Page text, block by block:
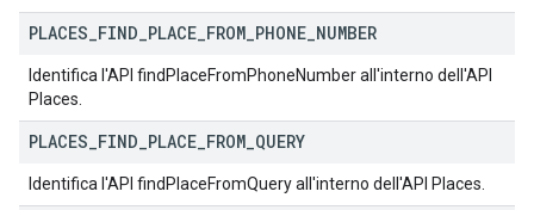
PLACES FIND PLACE FROM PHONE NUMBER
Identifica l'API findPlaceFromPhoneNumber all'interno dell'API
Places.
PLACES FIND PLACE FROM QUERY
Identifica l'API findPlaceFromQuery all'interno dell'API Places.